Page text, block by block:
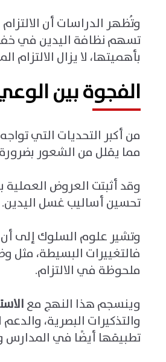
وتُظهر الدراسات أن
تسهم نظافة اليدين في
بأهميتها، لا يزال
الفجوة بين
من أكبر التحديات التي
مما يقلل من الشعور بضرورة
وقد أثبتت العروض العملية
تحسين أساليب غسل
وتشير علوم السلوك إلى أن
فالتغييرات البسيطة،
ملحوظة في الالتزام.
وينسجم هذا النهج مع
والتذكيرات البصرية،
تطبيقها أيضًا في المدارس